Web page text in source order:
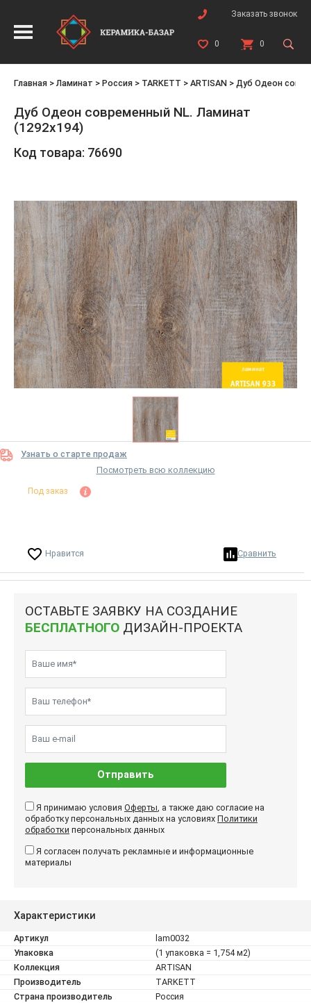
Заказать звонок
0 0
Главная > Ламинат > Россия > TARKETT > ARTISAN > Дуб Одеон
Дуб Одеон современный NL. Ламинат
(1292х194)
Код товара: 76690
Посмотреть всю коллекцию
Узнать о старте продаж
Под заказ
Сравнить
Нравится
ОСТАВЬТЕ ЗАЯВКУ НА СОЗДАНИЕ
БЕСПЛАТНОГО ДИЗАЙН-ПРОЕКТА
Отправить
Я принимаю условия Оферты , а также даю согласие на
обработку персональных данных на условиях Политики
обработки персональных данных
Я согласен получать рекламные и информационные
материалы
Характеристики
Артикул
lam0032
Упаковка
(1 упаковка = 1,754 м2)
Коллекция
ARTISAN
Производитель
TARKETT
Страна производитель
Россия